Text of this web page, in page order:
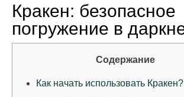
Кракен: безопасное
погружение в
Содержание
Как начать использовать Кракен?